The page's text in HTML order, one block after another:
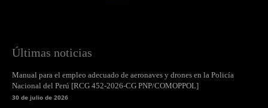
Últimas noticias
Manual para el empleo adecuado de aeronaves y drones en la Policía
Nacional del Perú [RCG 452-2026-CG PNP/COMOPPOL]
30 de julio de 2026